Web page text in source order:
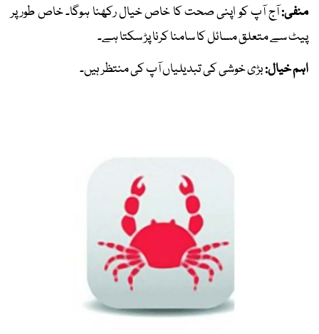
منفی:آج آپ کو اپنی صحت کا خاص خیال رکھنا ہوگا۔ خاص طور پر
پیٹ سے متعلق مسائل کا سامنا کرنا پڑ سکتا ہے۔
اہم خیال:بڑی خوشی کی تبدیلیاں آپ کی منتظر ہیں۔